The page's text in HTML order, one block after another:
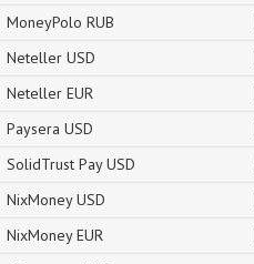
MoneyPolo RUB
Neteller USD
Neteller EUR
Paysera USD
SolidTrust Pay USD
NixMoney USD
NixMoney EUR